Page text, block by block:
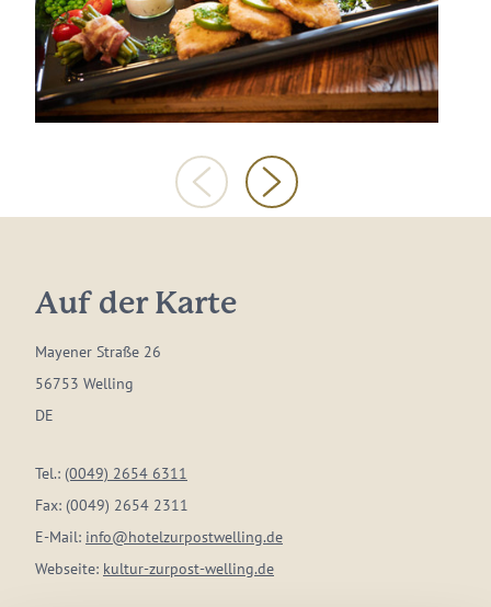
Auf der Karte
Mayener Straße 26
56753 Welling
DE
Tel.: (0049) 2654 6311
Fax: (0049) 2654 2311
E-Mail: info@hotelzurpostwelling.de
Webseite: kultur-zurpost-welling.de